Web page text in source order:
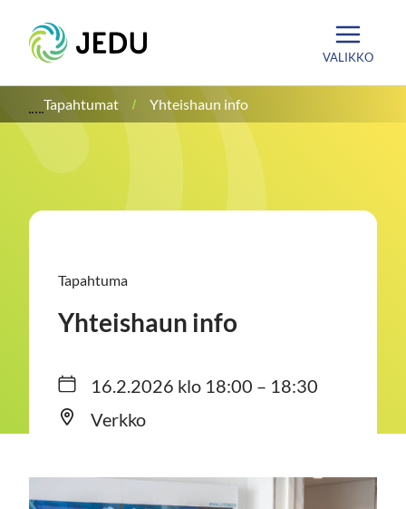
sisältöön
Etusivu
VALIKKO
Tapahtumat Yhteishaun info
Tapahtuma
Yhteishaun info
16.2.2026 klo 18:00 – 18:30
Verkko